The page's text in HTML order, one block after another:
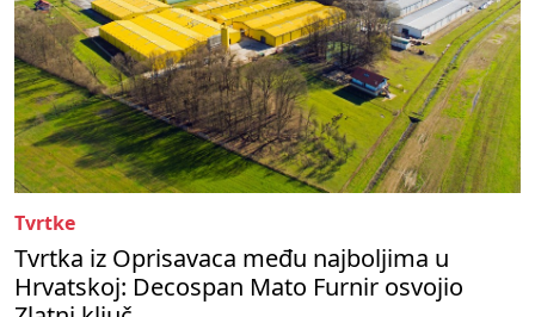
Tvrtke
Tvrtka iz Oprisavaca među najboljima u
Hrvatskoj: Decospan Mato Furnir osvojio